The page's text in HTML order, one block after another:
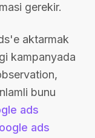
gerekir.
aktarmak
kampanyada
bunu
ads
ads